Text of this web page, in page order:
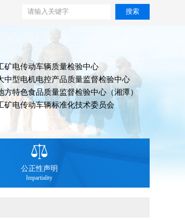
搜索
矿电传动车辆质量检验中心
中型电机电控产品质量监督检验中心
方特色食品质量监督检验中心（湘潭）
矿电传动车辆标准化技术委员会
公正性声明
Impartiality